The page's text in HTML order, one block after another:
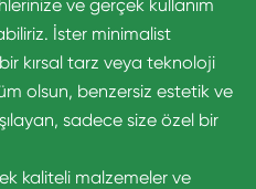
ve gerçek kullanım
İster minimalist
kırsal tarz veya teknoloji
olsun, benzersiz estetik ve
sadece size özel bir
kaliteli malzemeler ve